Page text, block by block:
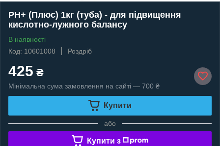
РН+ (Плюс) 1кг (туба) - для підвищення
кислотно-лужного балансу
В наявності
Код: 10601008
Роздріб
425 ₴
Мінімальна сума замовлення на сайті — 700 ₴
Купити
або
Купити з